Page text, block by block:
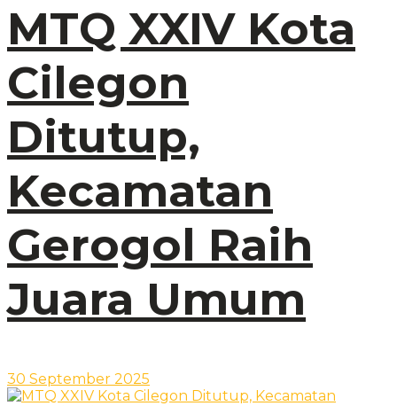
MTQ XXIV Kota
Cilegon
Ditutup,
Kecamatan
Gerogol Raih
Juara Umum
30 September 2025